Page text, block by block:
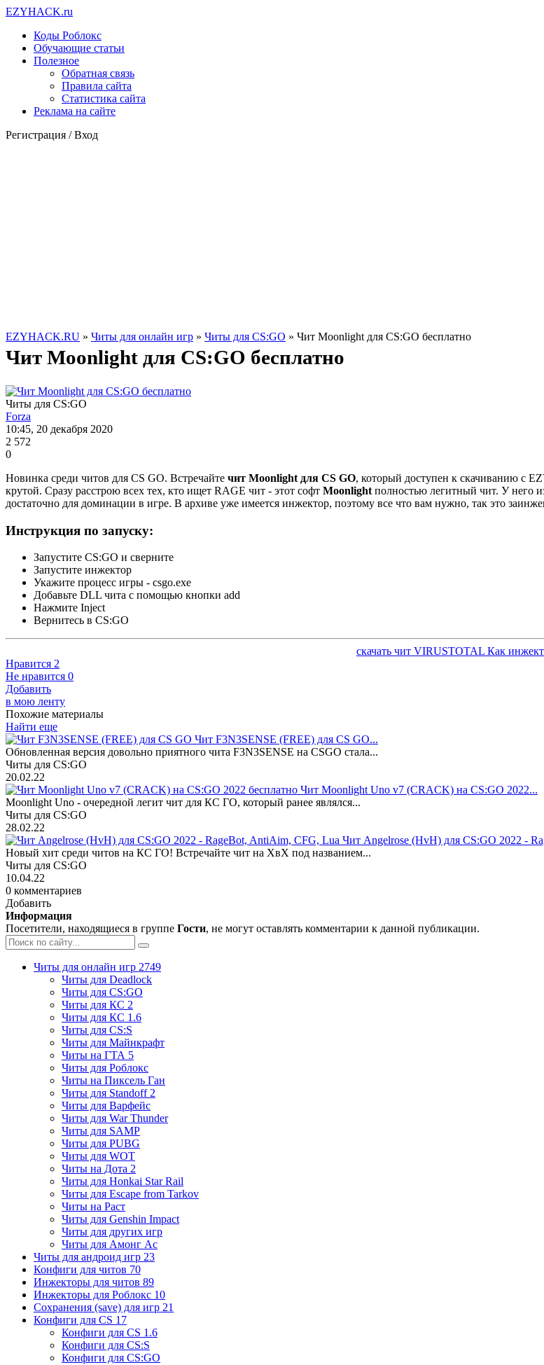
EZYHACK.ru
Коды Роблокс
Обучающие статьи
Полезное
Обратная связь
Правила сайта
Статистика сайта
Реклама на сайте
Регистрация /Вход
EZYHACK.RU » Читы для онлайн игр » Читы для CS:GO » Чит Moonlight для CS:GO бесплатно
Чит Moonlight для CS:GO бесплатно
Читы для CS:GO
Forza
10:45, 20 декабря 2020
2 572
0
Новинка среди читов для CS GO. Встречайте чит Moonlight для CS GO, который доступен к скачиванию с
крутой. Сразу расстрою всех тех, кто ищет RAGE чит - этот софт Moonlight полностью легитный чит. У него
достаточно для доминации в игре. В архиве уже имеется инжектор, поэтому все что вам нужно, так это
Инструкция по запуску:
Запустите CS:GO и сверните
Запустите инжектор
Укажите процесс игры - csgo.exe
Добавьте DLL чита с помощью кнопки add
Нажмите Inject
Вернитесь в CS:GO
скачать чит VIRUSTOTAL Как
Нравится 2
Не нравится 0
Добавить
в мою ленту
Похожие материалы
Найти еще
Чит F3N3SENSE (FREE) для CS GO...
Обновленная версия довольно приятного чита F3N3SENSE на CSGO стала...
Читы для CS:GO
20.02.22
Чит Moonlight Uno v7 (CRACK) на CS:GO 2022...
Moonlight Uno - очередной легит чит для КС ГО, который ранее являлся...
Читы для CS:GO
28.02.22
Чит Angelrose (HvH) для CS:GO 2022 -
Новый хит среди читов на КС ГО! Встречайте чит на ХвХ под названием...
Читы для CS:GO
10.04.22
0 комментариев
Добавить
Информация
Посетители, находящиеся в группе Гости, не могут оставлять комментарии к данной публикации.
Читы для онлайн игр 2749
Читы для Deadlock
Читы для CS:GO
Читы для КС 2
Читы для КС 1.6
Читы для CS:S
Читы для Майнкрафт
Читы на ГТА 5
Читы для Роблокс
Читы на Пиксель Ган
Читы для Standoff 2
Читы для Варфейс
Читы для War Thunder
Читы для SAMP
Читы для PUBG
Читы для WOT
Читы на Дота 2
Читы для Honkai Star Rail
Читы для Escape from Tarkov
Читы на Раст
Читы для Genshin Impact
Читы для других игр
Читы для Амонг Ас
Читы для андроид игр 23
Конфиги для читов 70
Инжекторы для читов 89
Инжекторы для Роблокс 10
Сохранения (save) для игр 21
Конфиги для CS 17
Конфиги для CS 1.6
Конфиги для CS:S
Конфиги для CS:GO